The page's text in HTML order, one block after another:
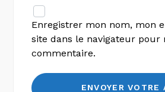
Enregistrer mon nom, mon
site dans le navigateur pour
commentaire.